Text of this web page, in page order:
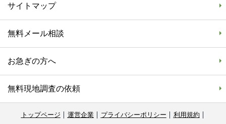
サイトマップ
無料メール相談
お急ぎの方へ
無料現地調査の依頼
トップページ 運営企業 プライバシーポリシー 利用規約